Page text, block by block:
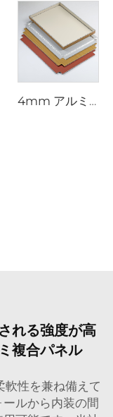
4mm アルミニウム複合板 - 4mm 1220mm x 2440mm (122cm x 244cm)
れる強度が高
複合パネル
性を兼ね備えて
ルから内装の間